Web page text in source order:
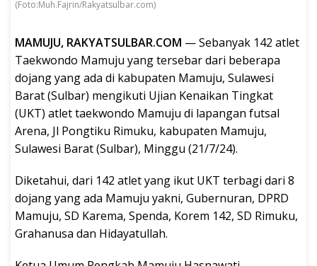
(Foto:Muh.Fajrin/Rakyatsulbar.com)
MAMUJU, RAKYATSULBAR.COM — Sebanyak 142 atlet
Taekwondo Mamuju yang tersebar dari beberapa
dojang yang ada di kabupaten Mamuju, Sulawesi
Barat (Sulbar) mengikuti Ujian Kenaikan Tingkat
(UKT) atlet taekwondo Mamuju di lapangan futsal
Arena, Jl Pongtiku Rimuku, kabupaten Mamuju,
Sulawesi Barat (Sulbar), Minggu (21/7/24).
Diketahui, dari 142 atlet yang ikut UKT terbagi dari 8
dojang yang ada Mamuju yakni, Gubernuran, DPRD
Mamuju, SD Karema, Spenda, Korem 142, SD Rimuku,
Grahanusa dan Hidayatullah.